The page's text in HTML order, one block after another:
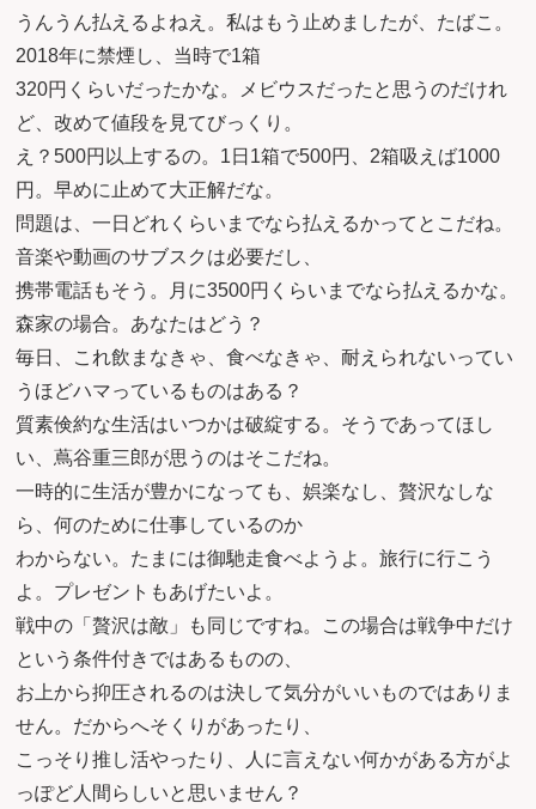
うんうん払えるよねえ。私はもう止めましたが、たばこ。
2018年に禁煙し、当時で1箱
320円くらいだったかな。メビウスだったと思うのだけれ
ど、改めて値段を見てびっくり。
え？500円以上するの。1日1箱で500円、2箱吸えば1000
円。早めに止めて大正解だな。
問題は、一日どれくらいまでなら払えるかってとこだね。
音楽や動画のサブスクは必要だし、
携帯電話もそう。月に3500円くらいまでなら払えるかな。
森家の場合。あなたはどう？
毎日、これ飲まなきゃ、食べなきゃ、耐えられないってい
うほどハマっているものはある？
質素倹約な生活はいつかは破綻する。そうであってほし
い、蔦谷重三郎が思うのはそこだね。
一時的に生活が豊かになっても、娯楽なし、贅沢なしな
ら、何のために仕事しているのか
わからない。たまには御馳走食べようよ。旅行に行こう
よ。プレゼントもあげたいよ。
戦中の「贅沢は敵」も同じですね。この場合は戦争中だけ
という条件付きではあるものの、
お上から抑圧されるのは決して気分がいいものではありま
せん。だからへそくりがあったり、
こっそり推し活やったり、人に言えない何かがある方がよ
っぽど人間らしいと思いません？